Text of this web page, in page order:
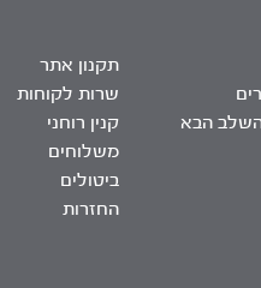
השלב הבא
תקנון אתר
שרות לקוחות
קנין רוחני
משלוחים
ביטולים
החזרות